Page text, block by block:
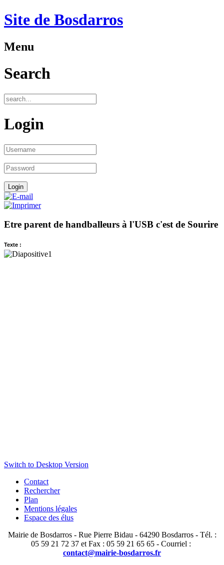
Site de Bosdarros
Menu
Search
Login
Etre parent de handballeurs à l'USB c'est de Sourire
Texte :
Switch to Desktop Version
Contact
Rechercher
Plan
Mentions légales
Espace des élus
Mairie de Bosdarros - Rue Pierre Bidau - 64290 Bosdarros - Tél. :
05 59 21 72 37 et Fax : 05 59 21 65 65 - Courriel :
contact@mairie-bosdarros.fr